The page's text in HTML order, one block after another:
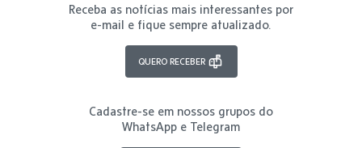
Receba as notícias mais interessantes por
e-mail e fique sempre atualizado.
QUERO RECEBER
Cadastre-se em nossos grupos do
WhatsApp e Telegram